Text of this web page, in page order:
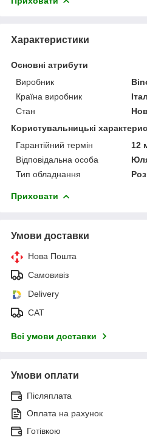
Характеристики
Основні атрибути
Виробник
Країна виробник
Стан
Користувальницькі
Гарантійний термін
12
Відповідальна особа
Тип обладнання
Приховати
Умови доставки
Нова Пошта
Самовивіз
Delivery
САТ
Всі умови доставки
Умови оплати
Післяплата
Оплата на рахунок
Готівкою